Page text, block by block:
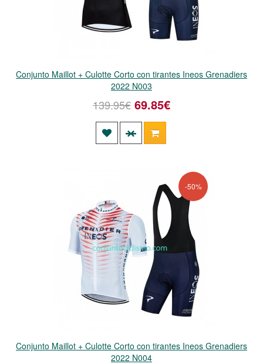
Conjunto Maillot + Culotte Corto con tirantes Ineos Grenadiers
2022 N003
139.95€ 69.85€
-50%
Conjunto Maillot + Culotte Corto con tirantes Ineos Grenadiers
2022 N004